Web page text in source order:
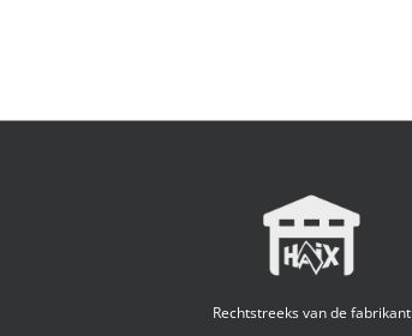
Rechtstreeks van de fabrikant